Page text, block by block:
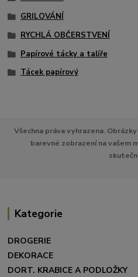
GRILOVÁNÍ
RYCHLÁ OBČERSTVENÍ
Papírové tácky a talíře
Tácek papírový
Všechna práva vyhrazena.
barevné zobrazení na vašem
Kategorie
DROGERIE
DEKORACE
DORT. KRABICE A PODLOŽKY